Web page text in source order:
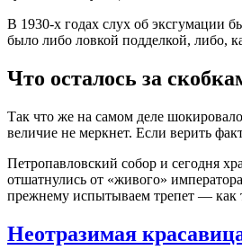
В 1930-х годах слух об эксгумации
было либо ловкой подделкой, либо,
Что осталось за
Так что же на самом деле
величие не меркнет. Если верить
Петропавловский собор и сегодня
отшатнулись от «живого»
прежнему испытываем трепет — как
Неотразимая